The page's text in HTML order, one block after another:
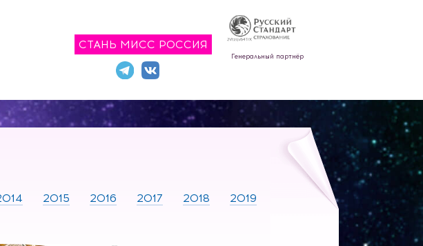
СТАНЬ МИСС РОССИЯ
Генеральный партнёр
2015 2016 2017 2018
2019